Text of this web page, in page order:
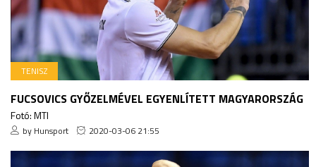
TENISZ
FUCSOVICS GYŐZELMÉVEL EGYENLÍTETT MAGYARORSZÁG
Fotó: MTI
by Hunsport 2020-03-06 21:55